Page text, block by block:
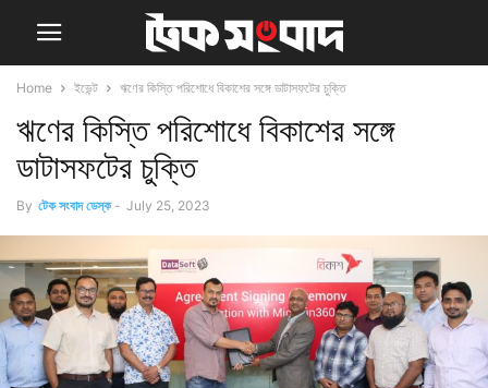
Home ইভেন্ট ঋণের কিস্তি পরিশোধে বিকাশের সঙ্গে ডাটাসফটের চুক্তি
ঋণের কিস্তি পরিশোধে বিকাশের সঙ্গে
ডাটাসফটের চুক্তি
By টেক সংবাদ ডেস্ক - July 25, 2023